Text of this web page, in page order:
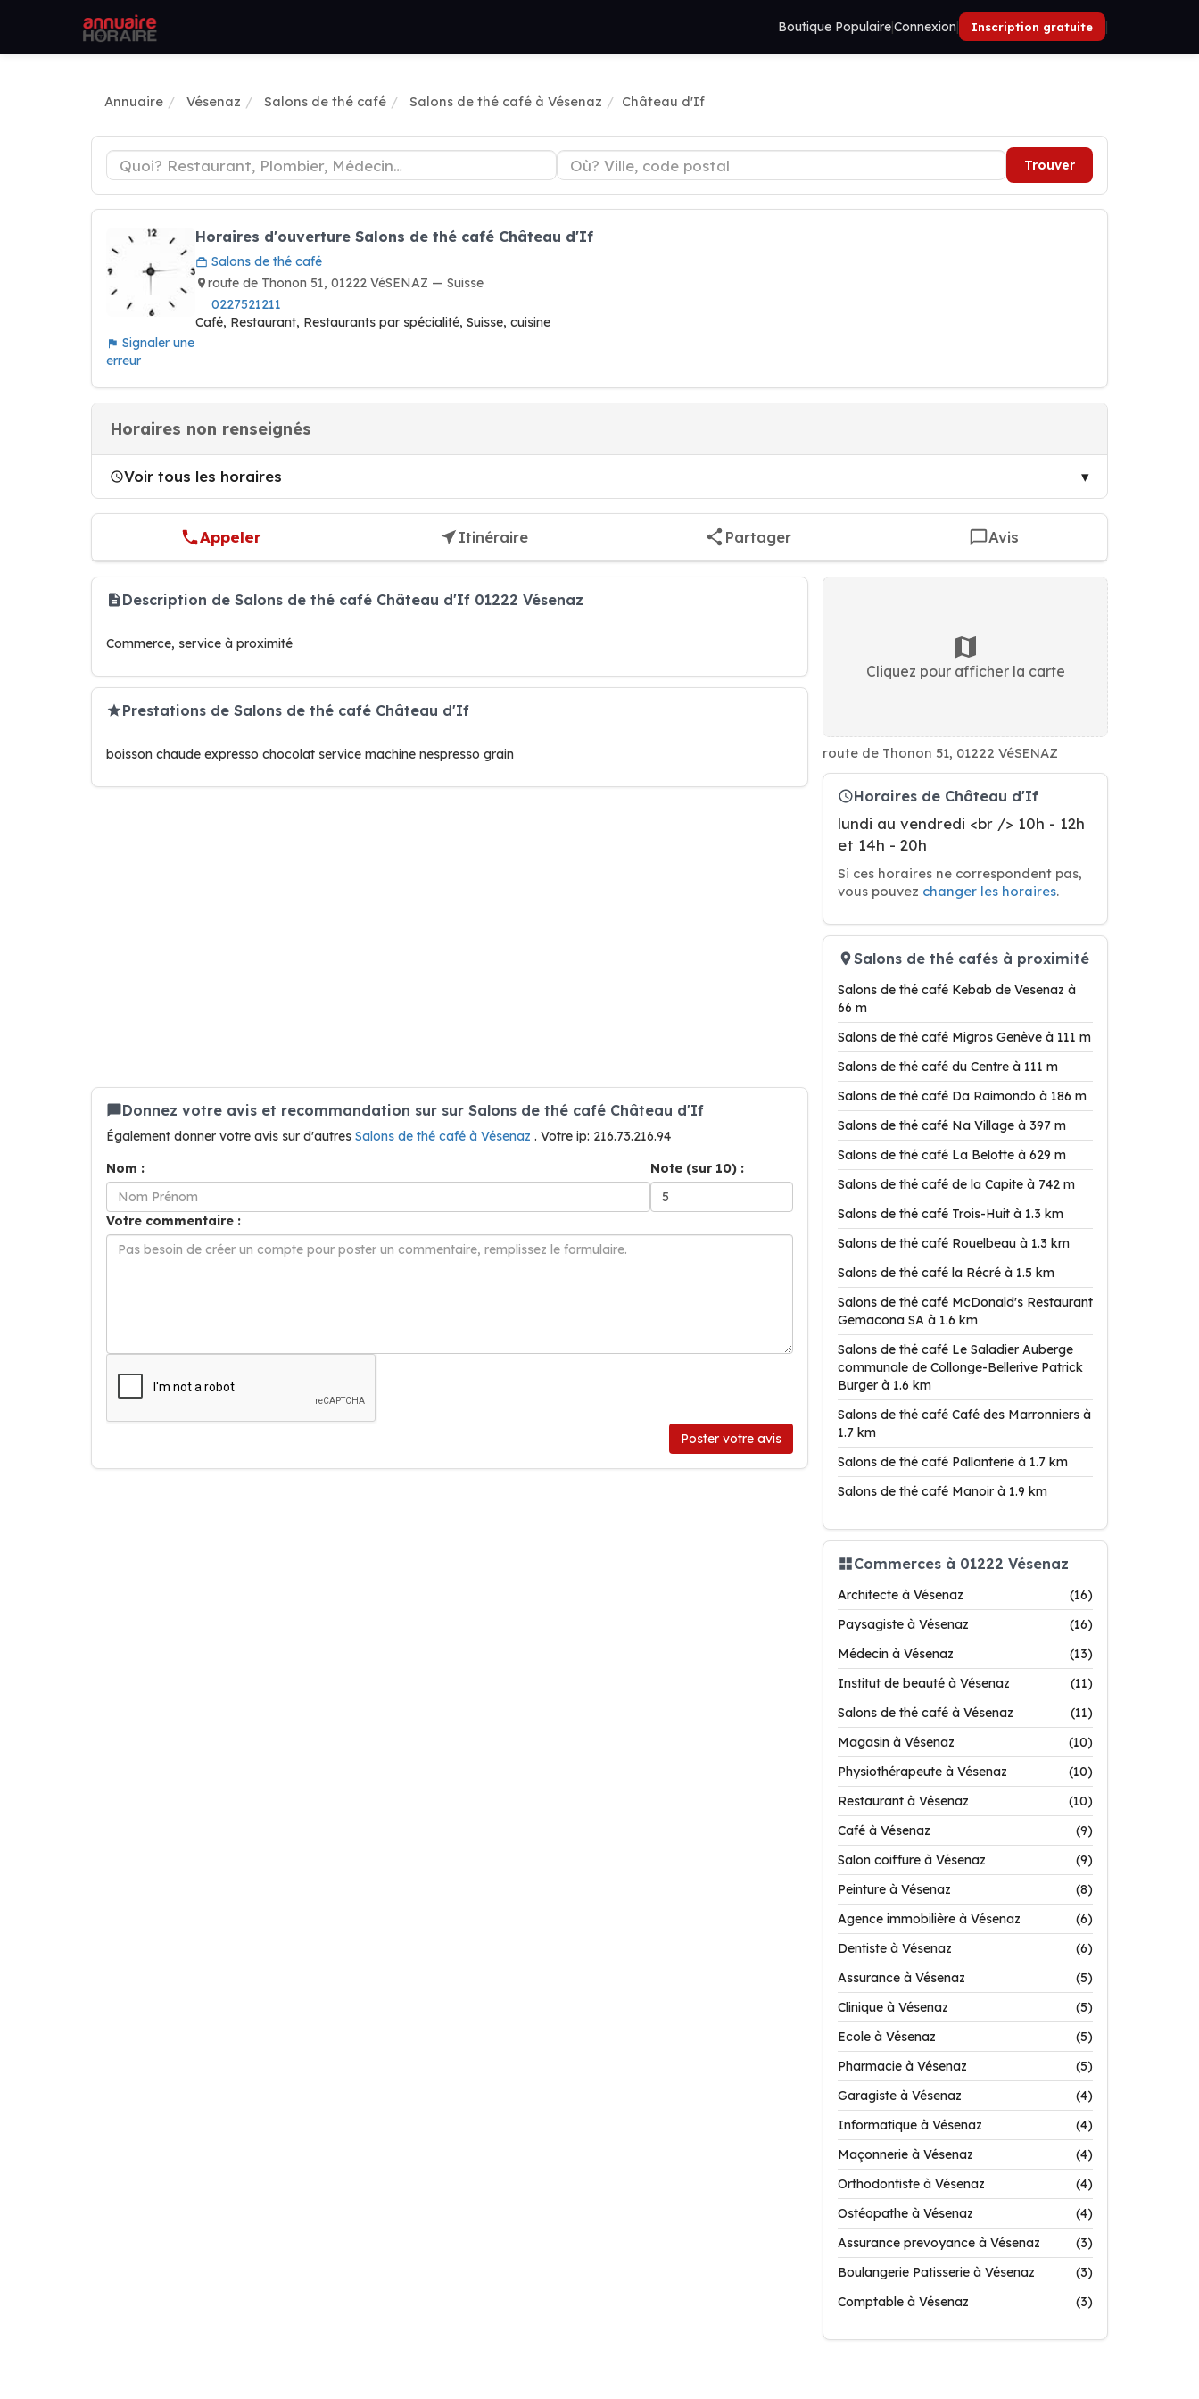
Boutique Populaire|Connexion| Inscription gratuite |
Annuaire Vésenaz Salons de thé café Salons de thé café à Vésenaz Château d'If
Trouver
Signaler une
erreur
Horaires d'ouverture Salons de thé café Château d'If
Salons de thé café
route de Thonon 51, 01222 VéSENAZ — Suisse
0227521211
Café, Restaurant, Restaurants par spécialité, Suisse, cuisine
Horaires non renseignés
Voir tous les horaires
Appeler Itinéraire Partager Avis
Description de Salons de thé café Château d'If 01222 Vésenaz
Commerce, service à proximité
Prestations de Salons de thé café Château d'If
boisson chaude expresso chocolat service machine nespresso grain
Donnez votre avis et recommandation sur sur Salons de thé café Château d'If
Également donner votre avis sur d'autres Salons de thé café à Vésenaz . Votre ip: 216.73.216.94
Nom :
Note (sur 10) :
Votre commentaire :
Poster votre avis
Cliquez pour afficher la carte
route de Thonon 51, 01222 VéSENAZ
Horaires de Château d'If
lundi au vendredi <br /> 10h - 12h
et 14h - 20h
Si ces horaires ne correspondent pas,
vous pouvez changer les horaires.
Salons de thé cafés à proximité
Salons de thé café Kebab de Vesenaz à
66 m
Salons de thé café Migros Genève à 111 m
Salons de thé café du Centre à 111 m
Salons de thé café Da Raimondo à 186 m
Salons de thé café Na Village à 397 m
Salons de thé café La Belotte à 629 m
Salons de thé café de la Capite à 742 m
Salons de thé café Trois-Huit à 1.3 km
Salons de thé café Rouelbeau à 1.3 km
Salons de thé café la Récré à 1.5 km
Salons de thé café McDonald's Restaurant
Gemacona SA à 1.6 km
Salons de thé café Le Saladier Auberge
communale de Collonge-Bellerive Patrick
Burger à 1.6 km
Salons de thé café Café des Marronniers à
1.7 km
Salons de thé café Pallanterie à 1.7 km
Salons de thé café Manoir à 1.9 km
Commerces à 01222 Vésenaz
Architecte à Vésenaz
(16)
Paysagiste à Vésenaz
(16)
Médecin à Vésenaz
(13)
Institut de beauté à Vésenaz
(11)
Salons de thé café à Vésenaz
(11)
Magasin à Vésenaz
(10)
Physiothérapeute à Vésenaz
(10)
Restaurant à Vésenaz
(10)
Café à Vésenaz
(9)
Salon coiffure à Vésenaz
(9)
Peinture à Vésenaz
(8)
Agence immobilière à Vésenaz
(6)
Dentiste à Vésenaz
(6)
Assurance à Vésenaz
(5)
Clinique à Vésenaz
(5)
Ecole à Vésenaz
(5)
Pharmacie à Vésenaz
(5)
Garagiste à Vésenaz
(4)
Informatique à Vésenaz
(4)
Maçonnerie à Vésenaz
(4)
Orthodontiste à Vésenaz
(4)
Ostéopathe à Vésenaz
(4)
Assurance prevoyance à Vésenaz
(3)
Boulangerie Patisserie à Vésenaz
(3)
Comptable à Vésenaz
(3)